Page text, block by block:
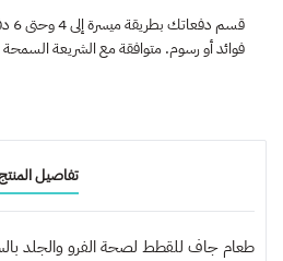
فوائد أو رسوم. متوافقة مع الشريعة السمحة
تفاصيل
طعام جاف للقطط لصحة الفرو والجلد